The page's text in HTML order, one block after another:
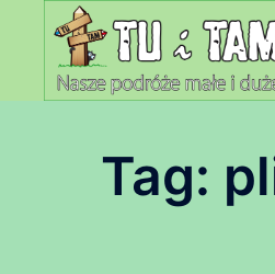
Tag: